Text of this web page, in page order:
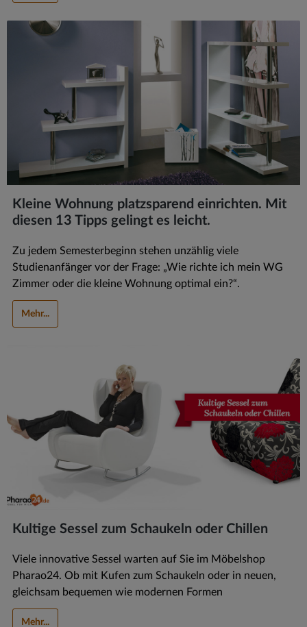
Kleine Wohnung platzsparend einrichten. Mit
diesen 13 Tipps gelingt es leicht.
Zu jedem Semesterbeginn stehen unzählig viele
Studienanfänger vor der Frage: „Wie richte ich mein WG
Zimmer oder die kleine Wohnung optimal ein?“.
Mehr...
Kultige Sessel zum Schaukeln oder Chillen
Viele innovative Sessel warten auf Sie im Möbelshop
Pharao24. Ob mit Kufen zum Schaukeln oder in neuen,
gleichsam bequemen wie modernen Formen
Mehr...